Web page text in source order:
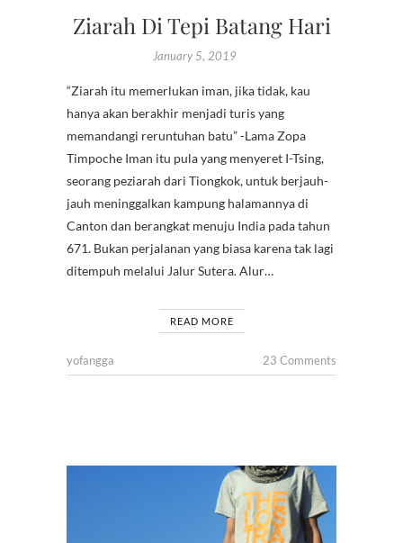
Ziarah Di Tepi Batang Hari
January 5, 2019
“Ziarah itu memerlukan iman, jika tidak, kau
hanya akan berakhir menjadi turis yang
memandangi reruntuhan batu” -Lama Zopa
Timpoche Iman itu pula yang menyeret I-Tsing,
seorang peziarah dari Tiongkok, untuk berjauh-
jauh meninggalkan kampung halamannya di
Canton dan berangkat menuju India pada tahun
671. Bukan perjalanan yang biasa karena tak lagi
ditempuh melalui Jalur Sutera. Alur…
READ MORE
yofangga 23 Comments